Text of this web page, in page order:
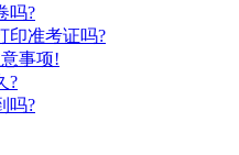
吗?
印准考证吗?
事项!
?
吗?